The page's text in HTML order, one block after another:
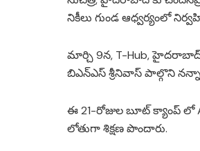
నికీలు గుండ ఆధ్వర్యంలో
మార్చి 9న, T-Hub, హైదరాబాద్
బిఎన్‌ఎస్ శ్రీనివాస్ పాల్గొని
ఈ 21-రోజుల బూట్ క్యాంప్ లో
లోతుగా శిక్షణ పొందారు.